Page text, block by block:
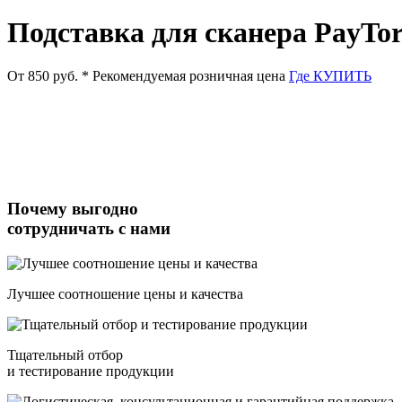
Подставка для сканера
От 850 руб. * Рекомендуемая розничная цена Где КУПИТЬ
Почему выгодно
сотрудничать с нами
Лучшее соотношение цены и качества
Тщательный отбор
и тестирование продукции